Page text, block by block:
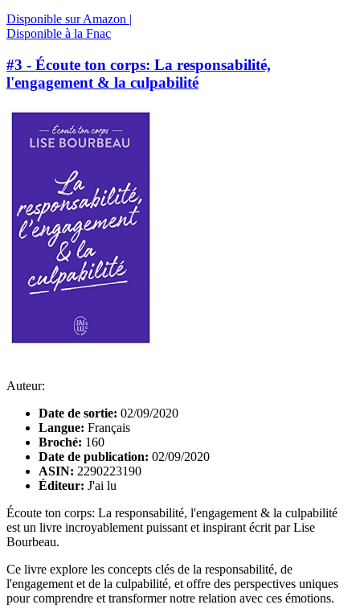
Disponible sur Amazon |
Disponible à la Fnac
#3 - Écoute ton corps: La responsabilité,
l'engagement & la culpabilité
Auteur:
Date de sortie: 02/09/2020
Langue: Français
Broché: 160
Date de publication: 02/09/2020
ASIN: 2290223190
Éditeur: J'ai lu
Écoute ton corps: La responsabilité, l'engagement & la culpabilité
est un livre incroyablement puissant et inspirant écrit par Lise
Bourbeau.
Ce livre explore les concepts clés de la responsabilité, de
l'engagement et de la culpabilité, et offre des perspectives uniques
pour comprendre et transformer notre relation avec ces émotions.